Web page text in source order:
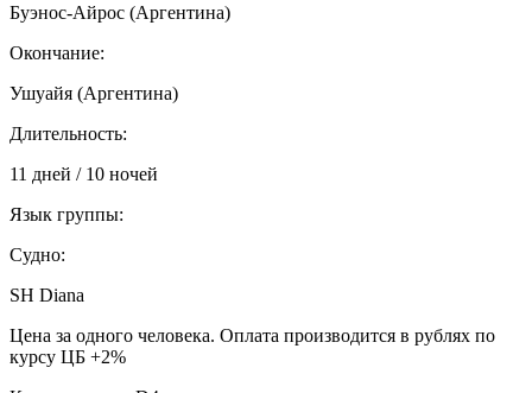
Буэнос-Айрос (Аргентина)
Окончание:
Ушуайя (Аргентина)
Длительность:
11 дней / 10 ночей
Язык группы:
Судно:
SH Diana
Цена за одного человека. Оплата производится в рублях по
курсу ЦБ +2%